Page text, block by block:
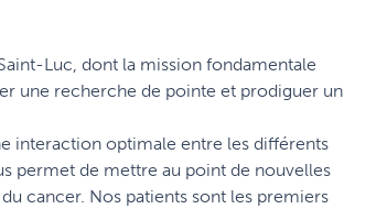
Luc, dont la mission fondamentale
une recherche de pointe et prodiguer un
interaction optimale entre les différents
permet de mettre au point de nouvelles
cancer. Nos patients sont les premiers